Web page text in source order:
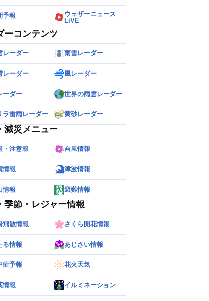
予報
ウェザーニュース
LiVE
ーコンテンツ
レーダー 雨雪レーダー
レーダー 風レーダー
ーダー 世界の雨雲レーダー
ラ雷雨レーダー 黄砂レーダー
減災メニュー
・注意報 台風情報
情報 津波情報
情報 避難情報
季節・レジャー情報
飛散情報 さくら開花情報
る情報 あじさい情報
症予報 花火天気
情報 イルミネーション